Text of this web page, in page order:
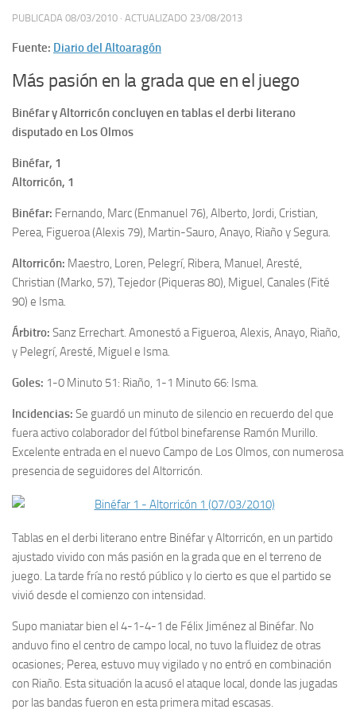
PUBLICADA 08/03/2010 · ACTUALIZADO 23/08/2013
Fuente: Diario del Altoaragón
Más pasión en la grada que en el juego
Binéfar y Altorricón concluyen en tablas el derbi literano
disputado en Los Olmos
Binéfar, 1
Altorricón, 1
Binéfar: Fernando, Marc (Enmanuel 76), Alberto, Jordi, Cristian,
Perea, Figueroa (Alexis 79), Martin-Sauro, Anayo, Riaño y Segura.
Altorricón: Maestro, Loren, Pelegrí, Ribera, Manuel, Aresté,
Christian (Marko, 57), Tejedor (Piqueras 80), Miguel, Canales (Fité
90) e Isma.
Árbitro: Sanz Errechart. Amonestó a Figueroa, Alexis, Anayo, Riaño,
y Pelegrí, Aresté, Miguel e Isma.
Goles: 1-0 Minuto 51: Riaño, 1-1 Minuto 66: Isma.
Incidencias: Se guardó un minuto de silencio en recuerdo del que
fuera activo colaborador del fútbol binefarense Ramón Murillo.
Excelente entrada en el nuevo Campo de Los Olmos, con numerosa
presencia de seguidores del Altorricón.
Tablas en el derbi literano entre Binéfar y Altorricón, en un partido
ajustado vivido con más pasión en la grada que en el terreno de
juego. La tarde fría no restó público y lo cierto es que el partido se
vivió desde el comienzo con intensidad.
Supo maniatar bien el 4-1-4-1 de Félix Jiménez al Binéfar. No
anduvo fino el centro de campo local, no tuvo la fluidez de otras
ocasiones; Perea, estuvo muy vigilado y no entró en combinación
con Riaño. Esta situación la acusó el ataque local, donde las jugadas
por las bandas fueron en esta primera mitad escasas.